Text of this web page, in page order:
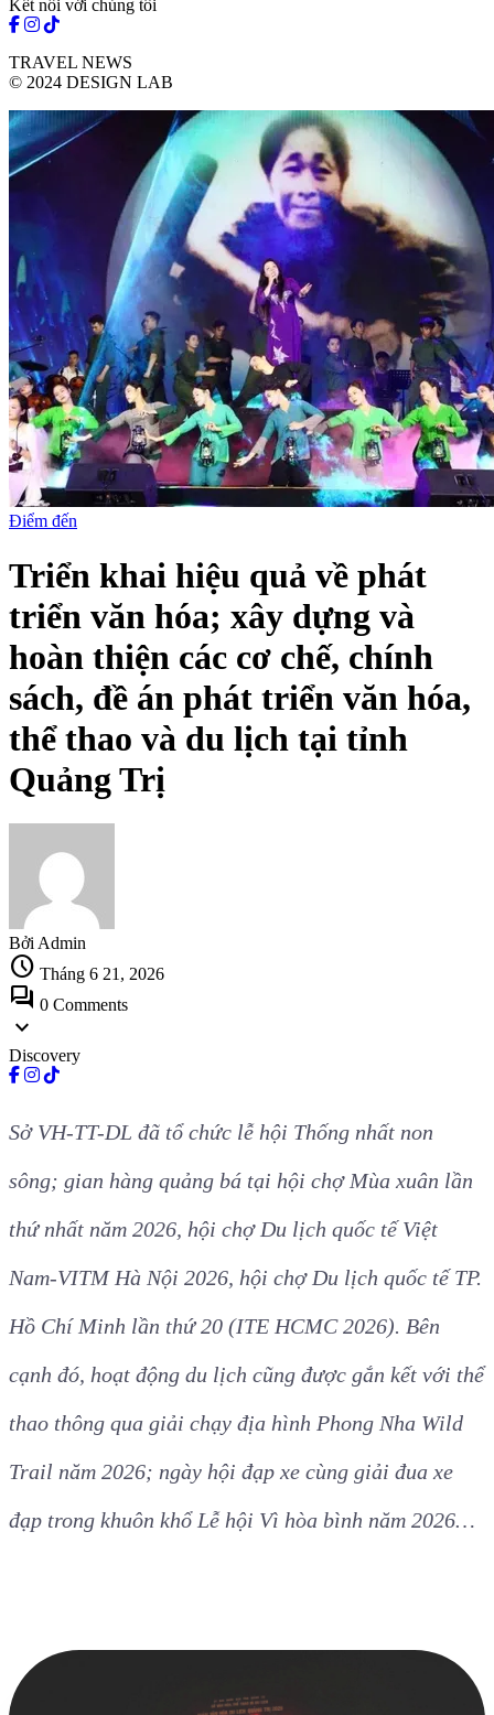
Kết nối với chúng tôi
TRAVEL NEWS
© 2024 DESIGN LAB
Điểm đến
Triển khai hiệu quả về phát
triển văn hóa; xây dựng và
hoàn thiện các cơ chế, chính
sách, đề án phát triển văn hóa,
thể thao và du lịch tại tỉnh
Quảng Trị
Bởi Admin
schedule Tháng 6 21, 2026
forum 0 Comments
expand_more
Discovery
Sở VH-TT-DL đã tổ chức lễ hội Thống nhất non
sông; gian hàng quảng bá tại hội chợ Mùa xuân lần
thứ nhất năm 2026, hội chợ Du lịch quốc tế Việt
Nam-VITM Hà Nội 2026, hội chợ Du lịch quốc tế TP.
Hồ Chí Minh lần thứ 20 (ITE HCMC 2026). Bên
cạnh đó, hoạt động du lịch cũng được gắn kết với thể
thao thông qua giải chạy địa hình Phong Nha Wild
Trail năm 2026; ngày hội đạp xe cùng giải đua xe
đạp trong khuôn khổ Lễ hội Vì hòa bình năm 2026…